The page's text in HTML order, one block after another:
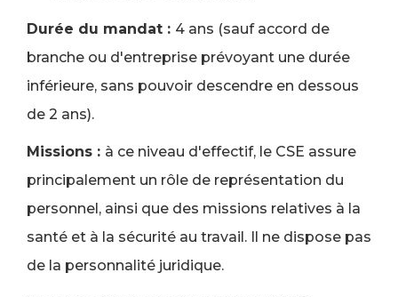
Durée du mandat : 4 ans (sauf accord de
branche ou d'entreprise prévoyant une durée
inférieure, sans pouvoir descendre en dessous
de 2 ans).
Missions : à ce niveau d'effectif, le CSE assure
principalement un rôle de représentation du
personnel, ainsi que des missions relatives à la
santé et à la sécurité au travail. Il ne dispose pas
de la personnalité juridique.